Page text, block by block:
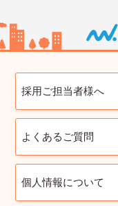
採用ご担当者様へ
よくあるご質問
個人情報について